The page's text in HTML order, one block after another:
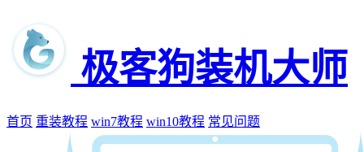
极客狗装机大师
首页 重装教程 win7教程 win10教程 常见问题